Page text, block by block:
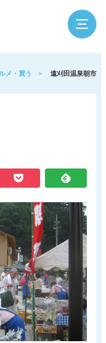
検索
体験
寺社・歴史
レット
シー
せ
メ・買う > 遠刈田温泉朝市